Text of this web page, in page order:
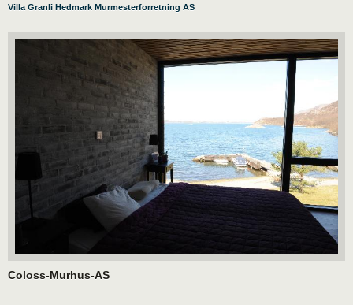
Villa Granli Hedmark Murmesterforretning AS
Coloss-Murhus-AS